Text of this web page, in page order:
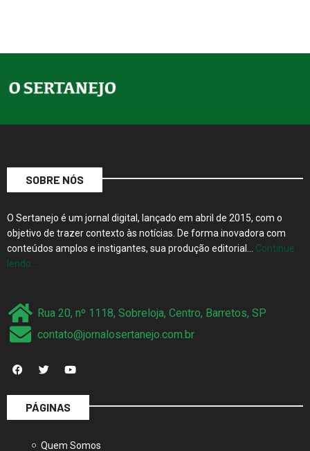
SOBRE NÓS
O Sertanejo é um jornal digital, lançado em abril de 2015, com o
objetivo de trazer contexto às notícias. De forma inovadora com
conteúdos amplos e instigantes, sua produção editorial… Continue
lendo…
Rua 20, nº 1118, Sobreloja, Centro, Barretos, SP
contato@jornalosertanejo.com.br
PÁGINAS
Quem Somos